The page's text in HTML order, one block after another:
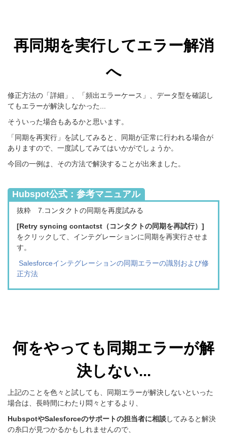
再同期を実行してエラー解消
へ
修正方法の「詳細」、「頻出エラーケース」、データ型を確認し
てもエラーが解決しなかった...
そういった場合もあるかと思います。
「同期を再実行」を試してみると、同期が正常に行われる場合が
ありますので、一度試してみてはいかがでしょうか。
今回の一例は、その方法で解決することが出来ました。
Hubspot公式：参考マニュアル
抜粋 7.コンタクトの同期を再度試みる
[Retry syncing contactst（コンタクトの同期を再試行）]
をクリックして、インテグレーションに同期を再実行させま
す。
Salesforceインテグレーションの同期エラーの識別および修
正方法
何をやっても同期エラーが解
決しない...
上記のことを色々と試しても、同期エラーが解決しないといった
場合は、長時間にわたり悶々とするより、
HubspotやSalesforceのサポートの担当者に相談してみると解決
の糸口が見つかるかもしれませんので、